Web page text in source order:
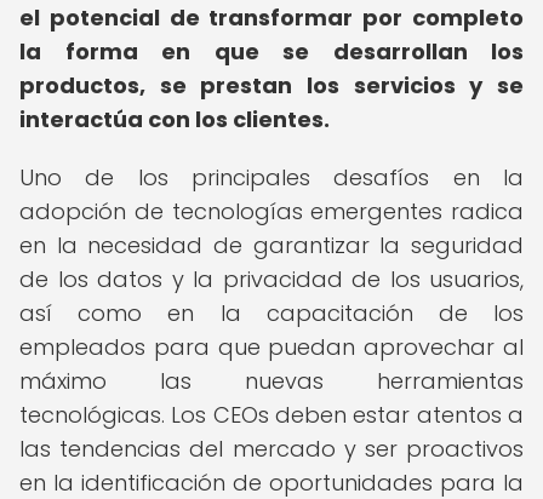
el potencial de transformar por completo
la forma en que se desarrollan los
productos, se prestan los servicios y se
interactúa con los clientes.
Uno de los principales desafíos en la
adopción de tecnologías emergentes radica
en la necesidad de garantizar la seguridad
de los datos y la privacidad de los usuarios,
así como en la capacitación de los
empleados para que puedan aprovechar al
máximo las nuevas herramientas
tecnológicas. Los CEOs deben estar atentos a
las tendencias del mercado y ser proactivos
en la identificación de oportunidades para la